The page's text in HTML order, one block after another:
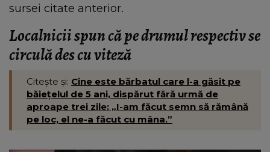
sursei citate anterior.
Localnicii spun că pe drumul respectiv se
circulă des cu viteză
Citește și: Cine este bărbatul care l-a găsit pe
băiețelul de 5 ani, dispărut fără urmă de
aproape trei zile: „I-am făcut semn să rămână
pe loc, el ne-a făcut cu mâna.”